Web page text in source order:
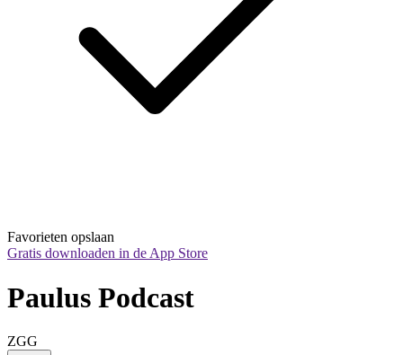
Favorieten opslaan
Gratis downloaden in de App Store
Paulus Podcast
ZGG